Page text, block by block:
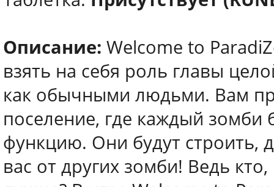
Описание: Welcome to
взять на себя роль главы
как обычными людьми. Вам
поселение, где каждый зомби
функцию. Они будут строить,
вас от других зомби! Ведь